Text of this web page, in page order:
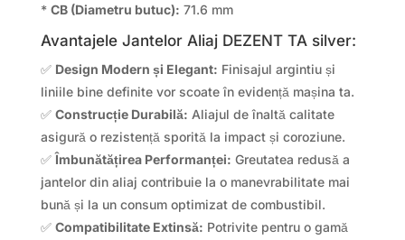
* CB (Diametru butuc): 71.6 mm
Avantajele Jantelor Aliaj DEZENT TA silver:
✅ Design Modern și Elegant: Finisajul argintiu și
liniile bine definite vor scoate în evidență mașina ta.
✅ Construcție Durabilă: Aliajul de înaltă calitate
asigură o rezistență sporită la impact și coroziune.
✅Îmbunătățirea Performanței: Greutatea redusă a
jantelor din aliaj contribuie la o manevrabilitate mai
bună și la un consum optimizat de combustibil.
✅ Compatibilitate Extinsă: Potrivite pentru o gamă